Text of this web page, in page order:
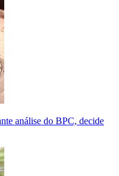
análise do BPC, decide